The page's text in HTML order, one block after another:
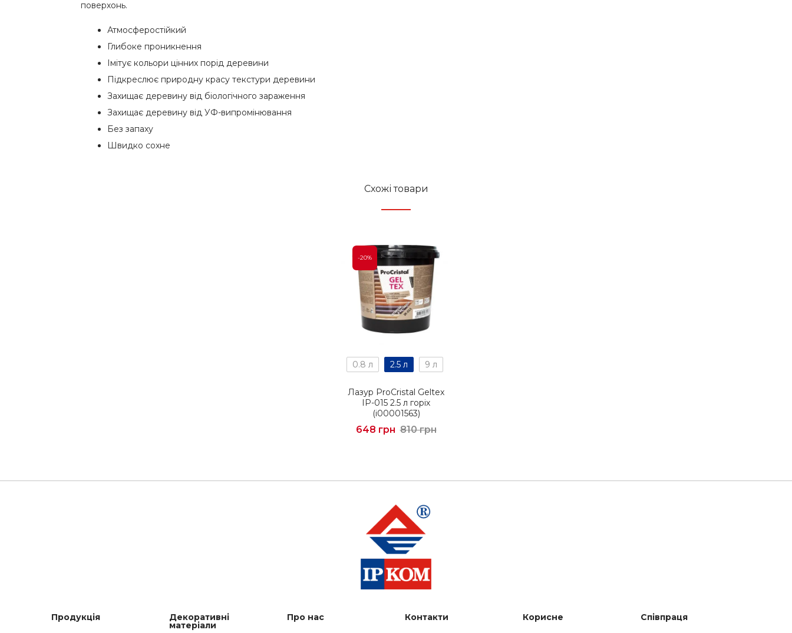
поверхонь.
Атмосферостійкий
Глибоке проникнення
Імітує кольори цінних порід деревини
Підкреслює природну красу текстури деревини
Захищає деревину від біологічного зараження
Захищає деревину від УФ-випромінювання
Без запаху
Швидко сохне
Схожі товари
-20%
0.8 л 2.5 л 9 л
Лазур ProCristal Geltex
IР-015 2.5 л горіх
(i00001563)
648 грн 810 грн
Продукція Декоративні
матеріали
Про нас Контакти Корисне Співпраця